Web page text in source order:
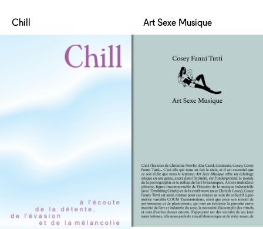
Chill Art Sexe Musique